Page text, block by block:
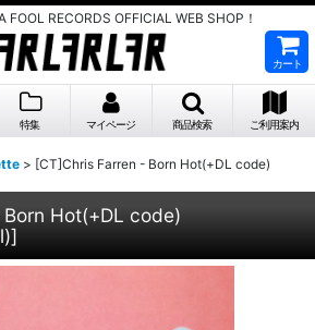
FOOL RECORDS OFFICIAL WEB SHOP！
カート
特集 マイページ 商品検索 ご利用案内
> [CT]Chris Farren - Born Hot(+DL code)
Hot(+DL code)
]